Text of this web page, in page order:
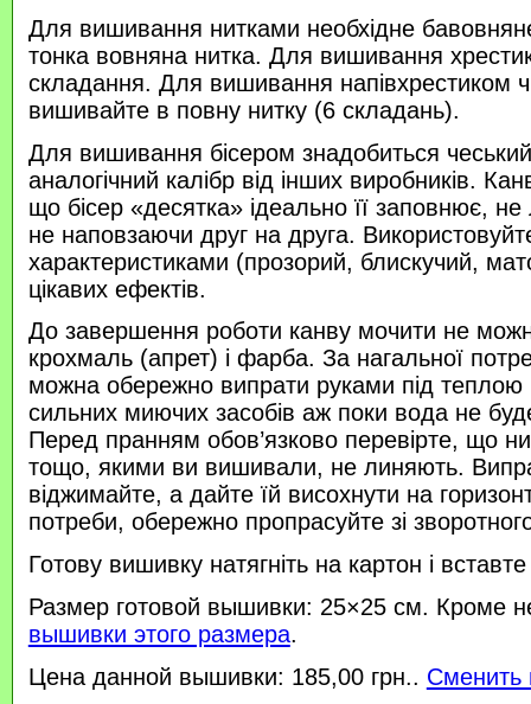
Для вишивання нитками необхідне
тонка вовняна нитка. Для вишивання
складання. Для вишивання напівхрестиком
вишивайте в повну нитку (6 складань).
Для вишивання бісером знадобиться
аналогічний калібр від інших виробників.
що бісер «десятка» ідеально її заповнює,
не наповзаючи друг на друга.
характеристиками (прозорий, блискучий,
цікавих ефектів.
До завершення роботи канву мочити не
крохмаль (апрет) і фарба. За нагальної
можна обережно випрати руками під
сильних миючих засобів аж поки вода не
Перед пранням обов’язково перевірте, що
тощо, якими ви вишивали, не линяють.
віджимайте, а дайте їй висохнути на
потреби, обережно пропрасуйте зі
Готову вишивку натягніть на картон і
Размер готовой вышивки: 25×25 см. Кроме
вышивки этого размера.
Цена данной вышивки: 185,00 грн.. Сменить